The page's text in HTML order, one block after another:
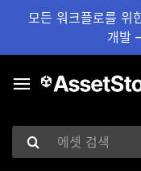
모든 워크플로를 위
개발
에셋 검색